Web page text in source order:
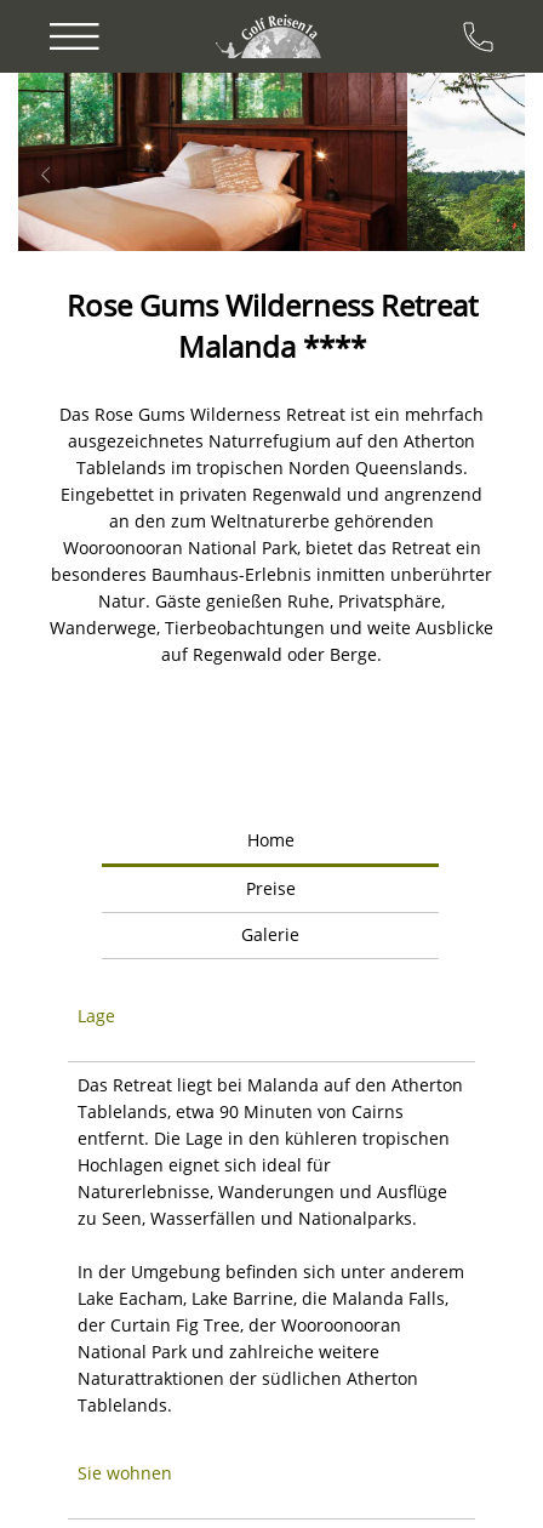
Previous Next
Rose Gums Wilderness Retreat
Malanda ****
Das Rose Gums Wilderness Retreat ist ein mehrfach
ausgezeichnetes Naturrefugium auf den Atherton
Tablelands im tropischen Norden Queenslands.
Eingebettet in privaten Regenwald und angrenzend
an den zum Weltnaturerbe gehörenden
Wooroonooran National Park, bietet das Retreat ein
besonderes Baumhaus-Erlebnis inmitten unberührter
Natur. Gäste genießen Ruhe, Privatsphäre,
Wanderwege, Tierbeobachtungen und weite Ausblicke
auf Regenwald oder Berge.
Home
Preise
Galerie
Lage
Das Retreat liegt bei Malanda auf den Atherton
Tablelands, etwa 90 Minuten von Cairns
entfernt. Die Lage in den kühleren tropischen
Hochlagen eignet sich ideal für
Naturerlebnisse, Wanderungen und Ausflüge
zu Seen, Wasserfällen und Nationalparks.
In der Umgebung befinden sich unter anderem
Lake Eacham, Lake Barrine, die Malanda Falls,
der Curtain Fig Tree, der Wooroonooran
National Park und zahlreiche weitere
Naturattraktionen der südlichen Atherton
Tablelands.
Sie wohnen